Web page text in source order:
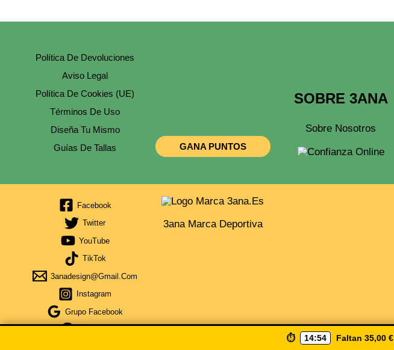
Elegir
Política De Devoluciones
Aviso Legal
Política De Cookies (UE)
Términos De Uso
Diseña Tu Mismo
Guías De Tallas
GANA PUNTOS
SOBRE 3ANA
Sobre Nosotros
Facebook
Twitter
YouTube
TikTok
3anadesign@gmail.com
Instagram
Grupo Facebook
3ana Marca Deportiva
⏱️ 14:53 Faltan 35,00 €